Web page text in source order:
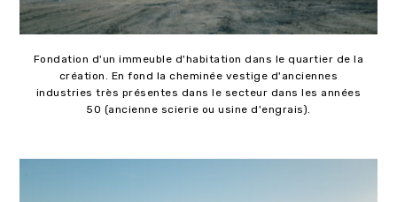
Fondation d'un immeuble d'habitation dans le quartier de la
création. En fond la cheminée vestige d'anciennes
industries très présentes dans le secteur dans les années
50 (ancienne scierie ou usine d'engrais).